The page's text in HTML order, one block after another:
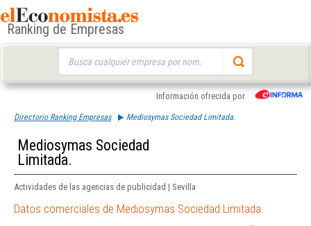
Ranking de Empresas
Información ofrecida por
Directorio Ranking Empresas Mediosymas Sociedad Limitada.
Mediosymas Sociedad
Limitada.
Actividades de las agencias de publicidad | Sevilla
Datos comerciales de Mediosymas Sociedad Limitada.